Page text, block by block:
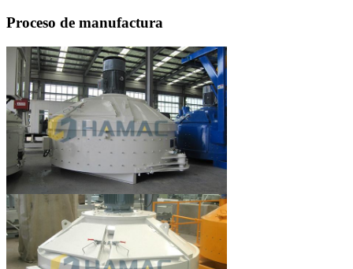
Proceso de manufactura